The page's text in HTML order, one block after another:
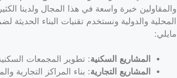
والمقاولين خبرة واسعة في هذا المجال ولدينا
المحلية والدولية ونستخدم تقنيات البناء
مايلي:
المشاريع السكنية: تطوير المجمعات
المشاريع التجارية: بناء المراكز التجارية